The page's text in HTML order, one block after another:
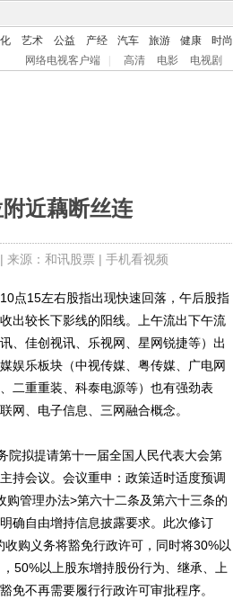
艺术 公益 产经 汽车 旅游 健康 时尚
网络电视客户端 高清 电影 电视剧
近藕断丝连
来源：和讯股票 | 手机看视频
15左右股指出现快速回落，午后股指
出较长下影线的阳线。上午流出下午流
、佳创视讯、乐视网、星网锐捷等）出
娱乐板块（中视传媒、粤传媒、广电网
二重重装、科泰电源等）也有强劲表
网、电子信息、三网融合概念。
拟提请第十一届全国人民代表大会第
持会议。会议重申：政策适时适度预调
管理办法>第六十二条及第六十三条的
确自由增持信息披露要求。此次修订
购义务将豁免行政许可，同时将30%以
50%以上股东增持股份行为、继承、上
免不再需要履行行政许可审批程序。